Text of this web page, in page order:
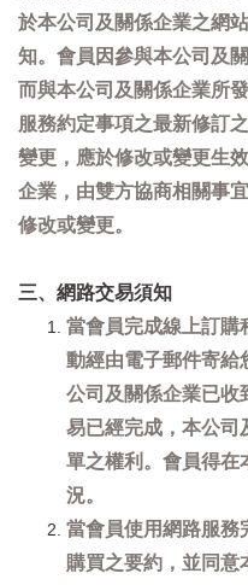
於本公司及關係企業之網
知。會員因參與本公司及
而與本公司及關係企業所
服務約定事項之最新修訂
變更，應於修改或變更生
企業，由雙方協商相關事
修改或變更。
三、網路交易須知
當會員完成線上訂購
動經由電子郵件寄給
公司及關係企業已收
易已經完成，本公司
單之權利。會員得在
況。
當會員使用網路服務
購買之要約，並同